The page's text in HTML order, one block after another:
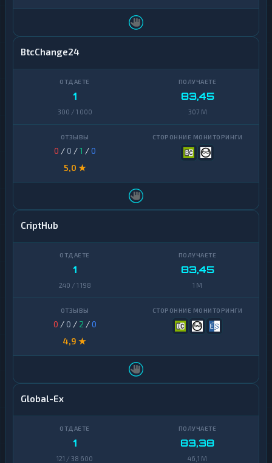
BtcChange24
1
300 / 1 000
83,45
307 M
0 / 0 /1 /0
5,0 ★
CriptHub
1
240 / 1 198
83,45
1 M
0 / 0 / 2 /0
4,9 ★
Global-Ex
1
121 / 38 600
83,38
46,1 M